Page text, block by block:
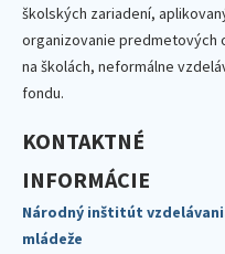
školských zariadení,
organizovanie predmetových
na školách, neformálne
fondu.
KONTAKTNÉ
INFORMÁCIE
Národný inštitút
mládeže